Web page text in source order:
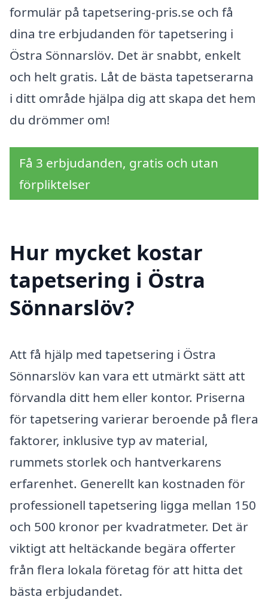
formulär på tapetsering-pris.se och få
dina tre erbjudanden för tapetsering i
Östra Sönnarslöv. Det är snabbt, enkelt
och helt gratis. Låt de bästa tapetserarna
i ditt område hjälpa dig att skapa det hem
du drömmer om!
Få 3 erbjudanden, gratis och utan
förpliktelser
Hur mycket kostar
tapetsering i Östra
Sönnarslöv?
Att få hjälp med tapetsering i Östra
Sönnarslöv kan vara ett utmärkt sätt att
förvandla ditt hem eller kontor. Priserna
för tapetsering varierar beroende på flera
faktorer, inklusive typ av material,
rummets storlek och hantverkarens
erfarenhet. Generellt kan kostnaden för
professionell tapetsering ligga mellan 150
och 500 kronor per kvadratmeter. Det är
viktigt att heltäckande begära offerter
från flera lokala företag för att hitta det
bästa erbjudandet.